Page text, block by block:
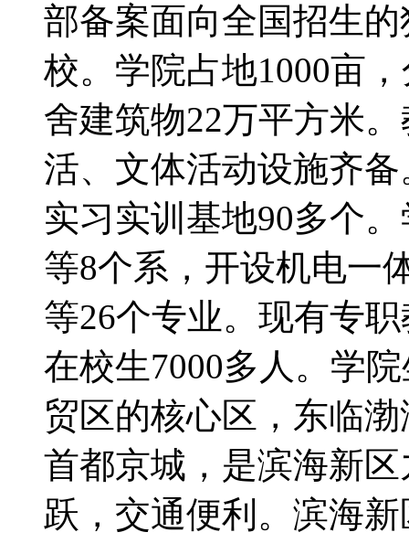
部备案面向全国招生
校。学院占地1000亩
舍建筑物22万平方米
活、文体活动设施齐
实习实训基地90多个
等8个系，开设机电一
等26个专业。现有专
在校生7000多人。学
贸区的核心区，东临
首都京城，是滨海新
跃，交通便利。滨海